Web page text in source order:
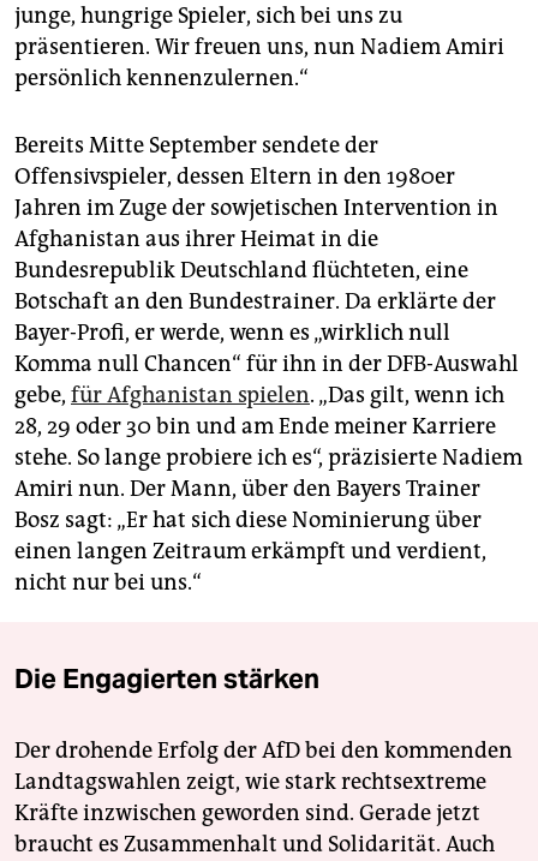
junge, hungrige Spieler, sich bei uns zu
präsentieren. Wir freuen uns, nun Nadiem Amiri
persönlich kennenzulernen.“
Bereits Mitte September sendete der
Offensivspieler, dessen Eltern in den 1980er
Jahren im Zuge der sowjetischen Intervention in
Afghanistan aus ihrer Heimat in die
Bundesrepublik Deutschland flüchteten, eine
Botschaft an den Bundestrainer. Da erklärte der
Bayer-Profi, er werde, wenn es „wirklich null
Komma null Chancen“ für ihn in der DFB-Auswahl
gebe, für Afghanistan spielen. „Das gilt, wenn ich
28, 29 oder 30 bin und am Ende meiner Karriere
stehe. So lange probiere ich es“, präzisierte Nadiem
Amiri nun. Der Mann, über den Bayers Trainer
Bosz sagt: „Er hat sich diese Nominierung über
einen langen Zeitraum erkämpft und verdient,
nicht nur bei uns.“
Die Engagierten stärken
Der drohende Erfolg der AfD bei den kommenden
Landtagswahlen zeigt, wie stark rechtsextreme
Kräfte inzwischen geworden sind. Gerade jetzt
braucht es Zusammenhalt und Solidarität. Auch